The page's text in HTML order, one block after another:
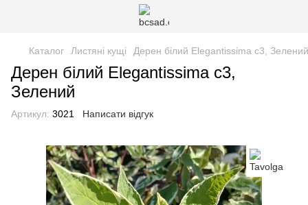
Каталог Листяні кущі Дерен білий Elegantissima с3, Зелений
Дерен білий Elegantissima с3,
Зелений
Артикул: 3021 Написати відгук